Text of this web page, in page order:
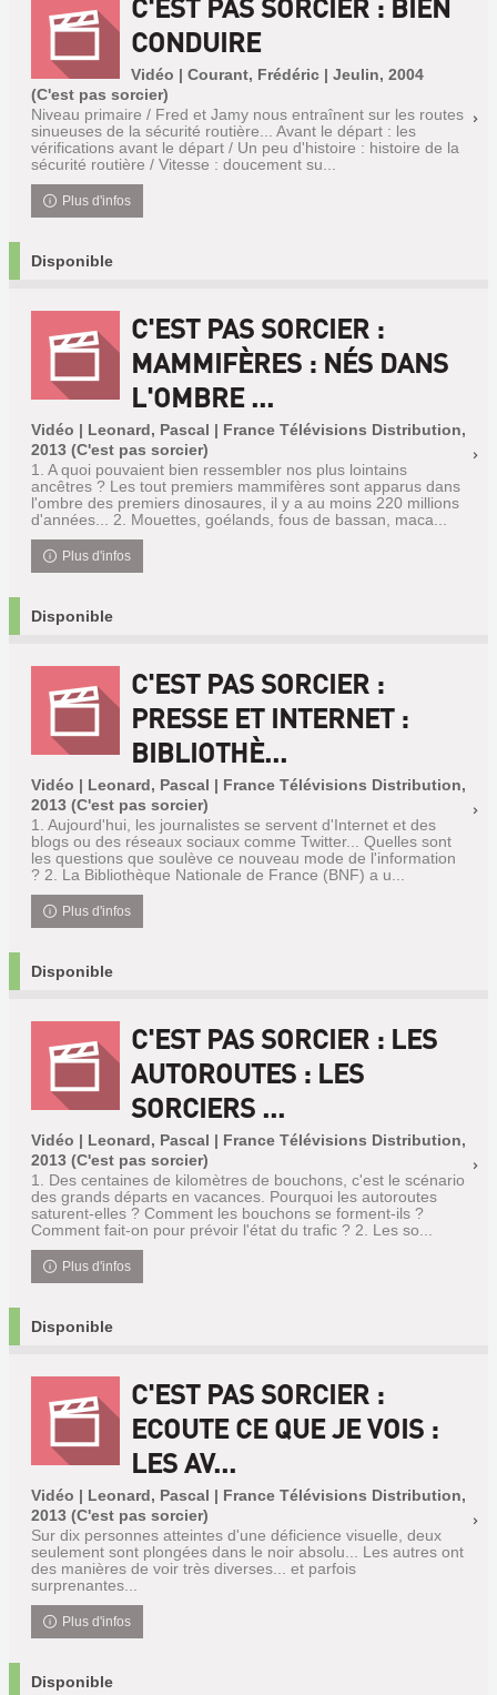
C'EST PAS SORCIER : BIEN
CONDUIRE
Vidéo | Courant, Frédéric | Jeulin, 2004
(C'est pas sorcier)
Niveau primaire / Fred et Jamy nous entraînent sur les routes
sinueuses de la sécurité routière... Avant le départ : les
vérifications avant le départ / Un peu d'histoire : histoire de la
sécurité routière / Vitesse : doucement su...
Plus d'infos
Disponible
C'EST PAS SORCIER :
MAMMIFÈRES : NÉS DANS
L'OMBRE ...
Vidéo | Leonard, Pascal | France Télévisions Distribution,
2013 (C'est pas sorcier)
1. A quoi pouvaient bien ressembler nos plus lointains
ancêtres ? Les tout premiers mammifères sont apparus dans
l'ombre des premiers dinosaures, il y a au moins 220 millions
d'années... 2. Mouettes, goélands, fous de bassan, maca...
Plus d'infos
Disponible
C'EST PAS SORCIER :
PRESSE ET INTERNET :
BIBLIOTHÈ...
Vidéo | Leonard, Pascal | France Télévisions Distribution,
2013 (C'est pas sorcier)
1. Aujourd'hui, les journalistes se servent d'Internet et des
blogs ou des réseaux sociaux comme Twitter... Quelles sont
les questions que soulève ce nouveau mode de l'information
? 2. La Bibliothèque Nationale de France (BNF) a u...
Plus d'infos
Disponible
C'EST PAS SORCIER : LES
AUTOROUTES : LES
SORCIERS ...
Vidéo | Leonard, Pascal | France Télévisions Distribution,
2013 (C'est pas sorcier)
1. Des centaines de kilomètres de bouchons, c'est le scénario
des grands départs en vacances. Pourquoi les autoroutes
saturent-elles ? Comment les bouchons se forment-ils ?
Comment fait-on pour prévoir l'état du trafic ? 2. Les so...
Plus d'infos
Disponible
C'EST PAS SORCIER :
ECOUTE CE QUE JE VOIS :
LES AV...
Vidéo | Leonard, Pascal | France Télévisions Distribution,
2013 (C'est pas sorcier)
Sur dix personnes atteintes d'une déficience visuelle, deux
seulement sont plongées dans le noir absolu... Les autres ont
des manières de voir très diverses... et parfois
surprenantes...
Plus d'infos
Disponible